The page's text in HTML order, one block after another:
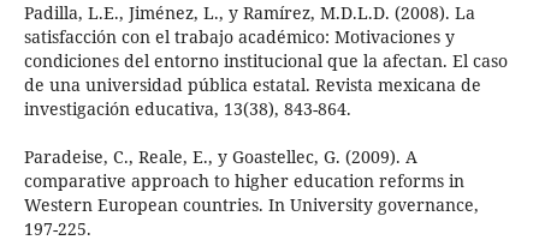
Padilla, L.E., Jiménez, L., y Ramírez, M.D.L.D. (2008). La
satisfacción con el trabajo académico: Motivaciones y
condiciones del entorno institucional que la afectan. El caso
de una universidad pública estatal. Revista mexicana de
investigación educativa, 13(38), 843-864.
Paradeise, C., Reale, E., y Goastellec, G. (2009). A
comparative approach to higher education reforms in
Western European countries. In University governance,
197-225.